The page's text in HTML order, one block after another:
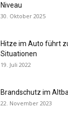
Niveau
30. Oktober 2025
Hitze im Auto führt
Situationen
19. Juli 2022
Brandschutz im
22. November 2023